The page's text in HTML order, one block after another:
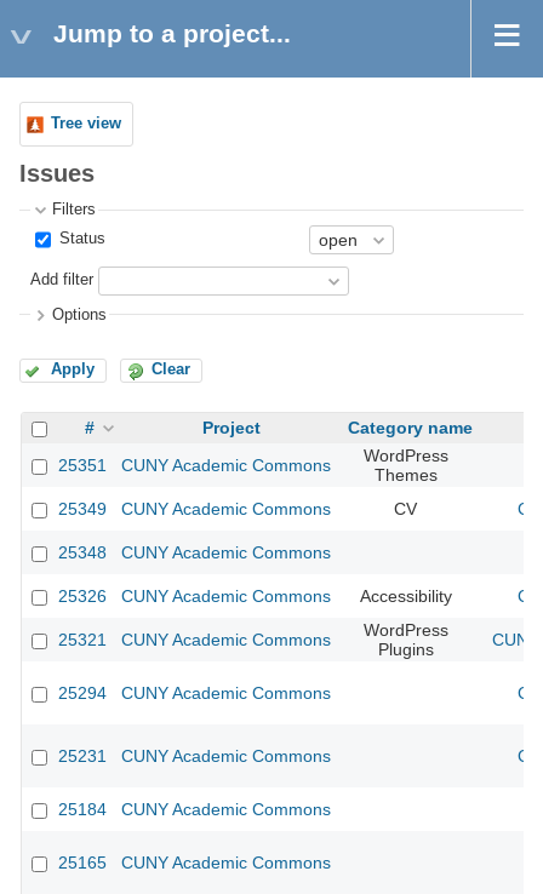
Jump to a project...
Tree view
Issues
Filters
Status
Add filter
Options
Apply Clear
# Project
Category name
25351
CUNY Academic Commons
WordPress
Themes
25349
CUNY Academic Commons CV
25348 CUNY Academic Commons
25326 CUNY Academic Commons Accessibility
25321 CUNY Academic Commons
WordPress
Plugins
25294 CUNY Academic Commons
25231 CUNY Academic Commons
25184 CUNY Academic Commons
25165 CUNY Academic Commons